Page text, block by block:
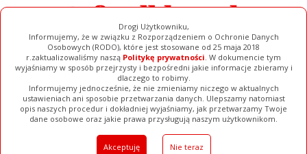
Drogi Użytkowniku,
Informujemy, że w związku z Rozporządzeniem o Ochronie Danych
Osobowych (RODO), które jest stosowane od 25 maja 2018
r.zaktualizowaliśmy naszą Politykę prywatności. W dokumencie tym
wyjaśniamy w sposób przejrzysty i bezpośredni jakie informacje zbieramy i
dlaczego to robimy.
Informujemy jednocześnie, że nie zmieniamy niczego w aktualnych
ustawieniach ani sposobie przetwarzania danych. Ulepszamy natomiast
opis naszych procedur i dokładniej wyjaśniamy, jak przetwarzamy Twoje
dane osobowe oraz jakie prawa przysługują naszym użytkownikom.
Akceptuję Nie teraz
[ ZAMKNIJ ]
Ogłoszenia Filmy Galerie Baza Firm Pełna Wersja